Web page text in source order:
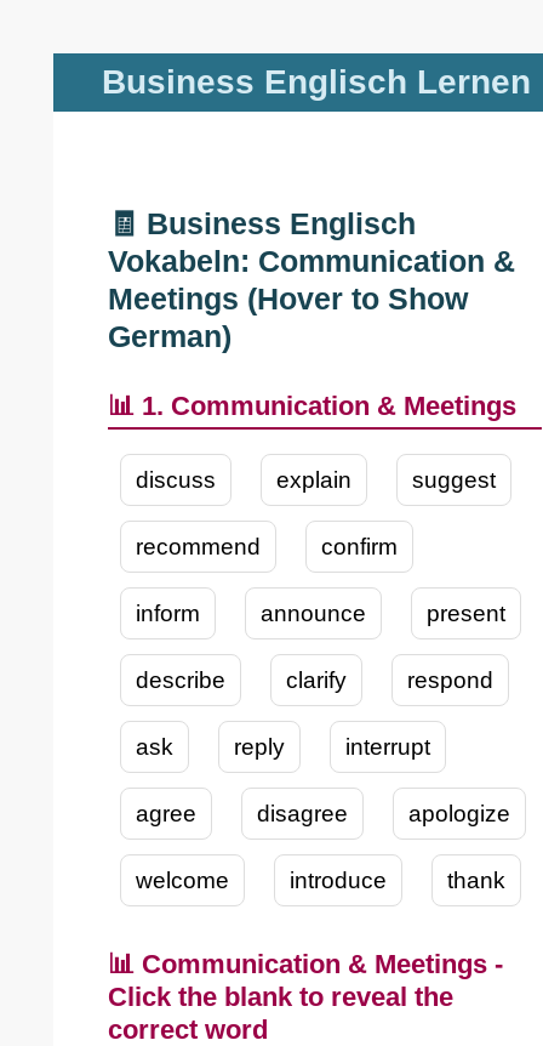
Zum
Hauptinhalt
springen
Business Englisch Lernen
🧾 Business Englisch
Vokabeln: Communication &
Meetings (Hover to Show
German)
📊 1. Communication & Meetings
discuss explain suggest
recommend confirm
inform announce present
describe clarify respond
ask reply interrupt
agree disagree apologize
welcome introduce thank
📊 Communication & Meetings -
Click the blank to reveal the
correct word